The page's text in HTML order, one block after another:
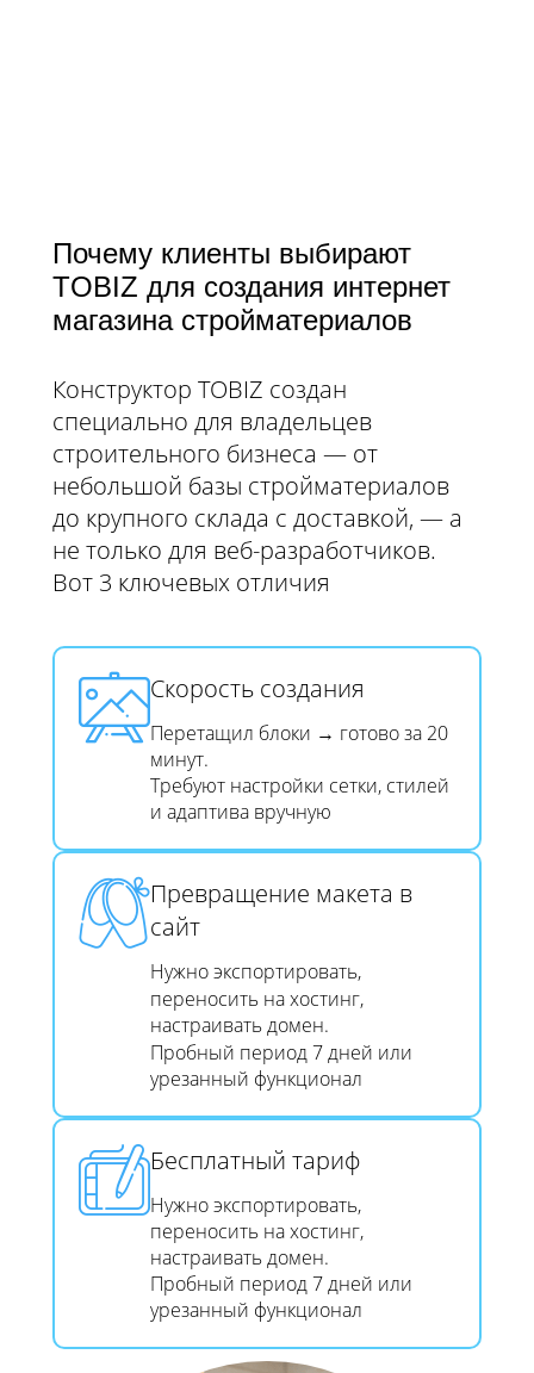
Почему клиенты выбирают
TOBIZ для создания интернет
магазина стройматериалов
Конструктор TOBIZ создан
специально для владельцев
строительного бизнеса — от
небольшой базы стройматериалов
до крупного склада с доставкой, — а
не только для веб-разработчиков.
Вот 3 ключевых отличия
Скорость создания​​​​​​​
Перетащил блоки → готово за 20
минут.
Требуют настройки сетки, стилей
и адаптива вручную
Превращение макета в
сайт​​​​​​​
Нужно экспортировать,
переносить на хостинг,
настраивать домен.
Пробный период 7 дней или
урезанный функционал
Бесплатный тариф
Нужно экспортировать,
переносить на хостинг,
настраивать домен.
Пробный период 7 дней или
урезанный функционал